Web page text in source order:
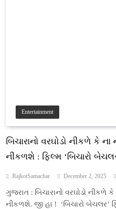
Entertainment
બિચારાનો વરઘોડો નીકળે કે
નીકળશે : ફિલ્મ ‘બિચારો
RajkotSamachar December 2, 2025
ગુજરાત : બિચારાનો વરઘોડો નીકળે
નીકળશે. જી હા ! ‘બિચારો બેચલર’